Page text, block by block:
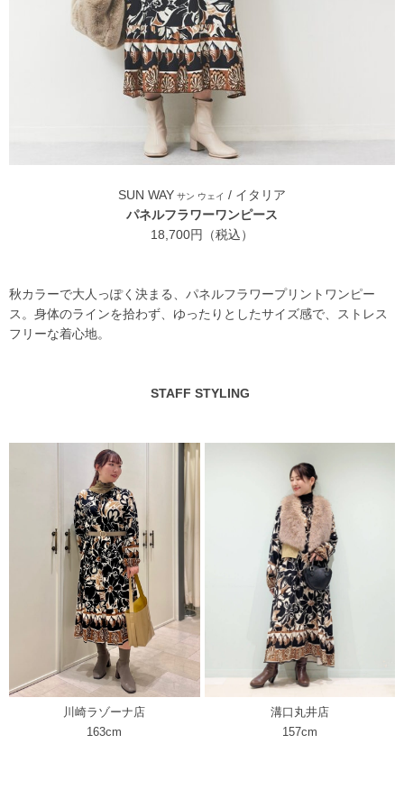
SUN WAY サン ウェイ / イタリア
パネルフラワーワンピース
18,700円（税込）
秋カラーで大人っぽく決まる、パネルフラワープリントワンピー
ス。身体のラインを拾わず、ゆったりとしたサイズ感で、ストレス
フリーな着心地。
STAFF STYLING
川崎ラゾーナ店
163cm
溝口丸井店
157cm